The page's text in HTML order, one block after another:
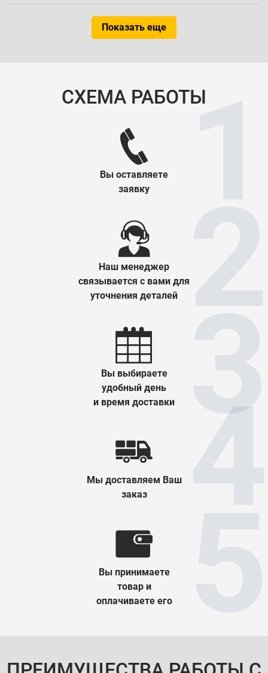
Показать еще
СХЕМА РАБОТЫ
Вы оставляете
заявку
Наш менеджер
связывается с вами для
уточнения деталей
Вы выбираете
удобный день
и время доставки
Мы доставляем Ваш
заказ
Вы принимаете
товар и
оплачиваете его